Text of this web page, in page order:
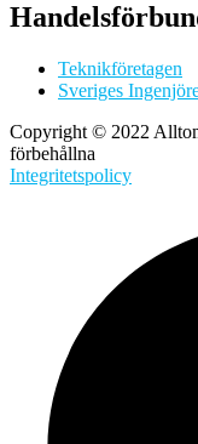
Teknikföretagen
Sveriges
Copyright © 2022
förbehållna
Integritetspolicy